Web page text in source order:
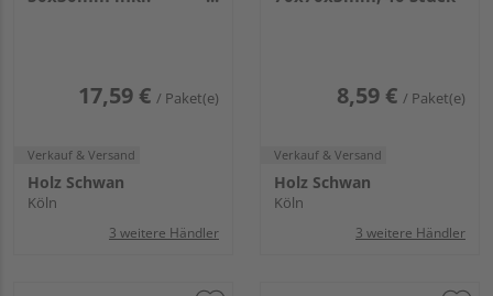
17,59 € / Paket(e)
Verkauf & Versand
Holz Schwan
Köln
3 weitere Händler
8,59 € / Paket(e)
Verkauf & Versand
Holz Schwan
Köln
3 weitere Händler